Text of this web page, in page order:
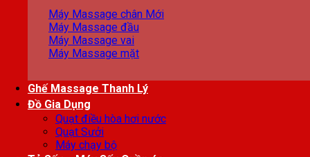
Máy Massage chân
Máy Massage đầu
Máy Massage vai
Máy Massage mặt
Ghế Massage Thanh Lý
Đồ Gia Dụng
Quạt điều hòa hơi nước
Quạt Sưởi
Máy chạy bộ